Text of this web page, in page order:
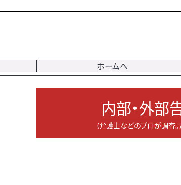
ホームへ
内部・外部
（弁護士などのプロが調査